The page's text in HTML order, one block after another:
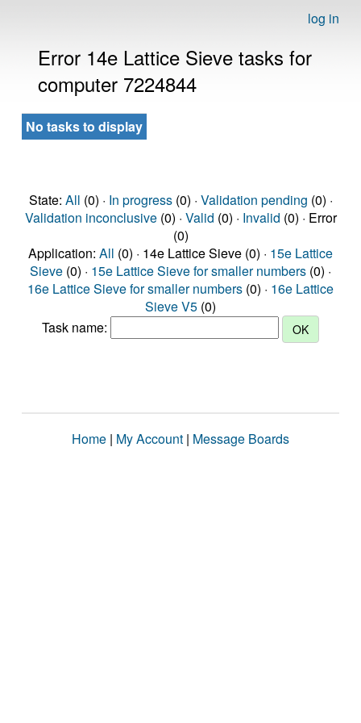
log in
Error 14e Lattice Sieve tasks for
computer 7224844
No tasks to display
State: All (0) · In progress(0) · Validation pending (0) ·
Validation inconclusive(0) · Valid (0) · Invalid (0) · Error
(0)
Application: All (0) · 14e Lattice Sieve (0) · 15e Lattice
Sieve (0) · 15e Lattice Sieve for smaller numbers (0) ·
16e Lattice Sieve for smaller numbers (0) · 16e Lattice
Sieve V5 (0)
Task name:
Home | My Account | Message Boards